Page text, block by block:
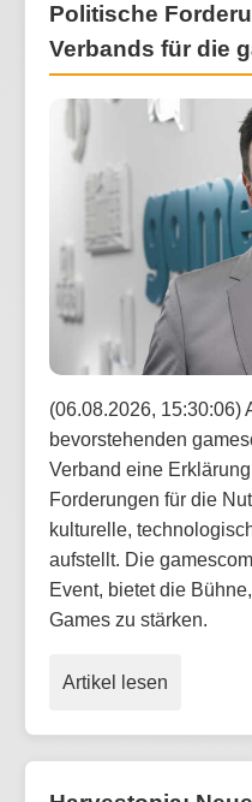
Politische
Verbands für die
(06.08.2026, 15:30:06)
bevorstehenden
Verband eine
Forderungen für die
kulturelle,
aufstellt. Die
Event, bietet die
Games zu stärken.
Artikel lesen